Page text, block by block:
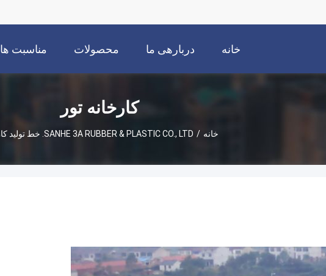
خانه دربارهی ما محصولات مناسبت ها
کارخانه تور
خانه / SANHE 3A RUBBER & PLASTIC CO., LTD. خط تولید کارخانه